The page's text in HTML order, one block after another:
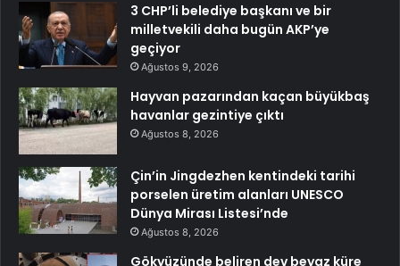
3 CHP’li belediye başkanı ve bir
milletvekili daha bugün AKP’ye
geçiyor
Ağustos 9, 2026
Hayvan pazarından kaçan büyükbaş
havanlar gezintiye çıktı
Ağustos 8, 2026
Çin’in Jingdezhen kentindeki tarihi
porselen üretim alanları UNESCO
Dünya Mirası Listesi’nde
Ağustos 8, 2026
Gökyüzünde beliren dev beyaz küre